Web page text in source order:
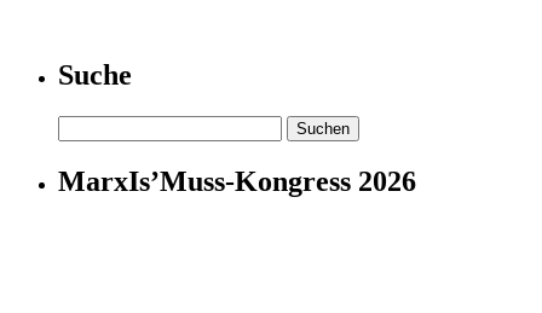
Suche
nach:
MarxIs’Muss-Kongress 2026